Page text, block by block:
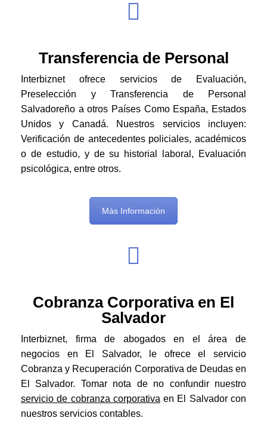
Transferencia de Personal
Interbiznet ofrece servicios de Evaluación,
Preselección y Transferencia de Personal
Salvadoreño a otros Países Como España, Estados
Unidos y Canadá. Nuestros servicios incluyen:
Verificación de antecedentes policiales, académicos
o de estudio, y de su historial laboral, Evaluación
psicológica, entre otros.
Más Información
Cobranza Corporativa en El
Salvador
Interbiznet, firma de abogados en el área de
negocios en El Salvador, le ofrece el servicio
Cobranza y Recuperación Corporativa de Deudas en
El Salvador. Tomar nota de no confundir nuestro
servicio de cobranza corporativa en El Salvador con
nuestros servicios contables.